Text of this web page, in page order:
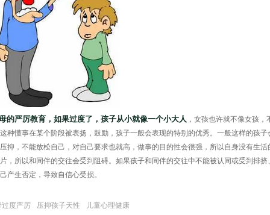
的严厉教育，如果过度了，孩子从小就像一个小大人 ，女孩也许就不像女孩
种懂事在某个阶段被表扬，鼓励，孩子一般会表现的特别的优秀。一般这样的孩
抑，不能放松自己，对自己要求也就高，做事的目的性会很强，所以自身没有生活
，所以和同伴的交往会受到阻碍。如果孩子和同伴的交往中不能被认同或受到排
产生否定，导致自信心受损。
过度严厉 压抑孩子天性 儿童心理健康